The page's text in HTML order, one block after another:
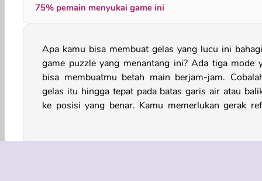
75% pemain menyukai game ini
Apa kamu bisa membuat gelas yang lucu ini
game puzzle yang menantang ini? Ada tiga mode
bisa membuatmu betah main berjam-jam.
gelas itu hingga tepat pada batas garis air atau
ke posisi yang benar. Kamu memerlukan gerak
yang cepat dan ketelitian tinggi untuk